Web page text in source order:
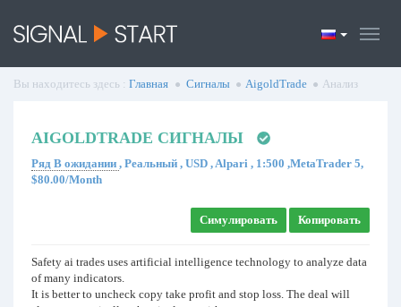
Вы находитесь здесь : Главная Сигналы AigoldTrade Анализ
AIGOLDTRADE СИГНАЛЫ
Ряд В ожидании , Реальный , USD , Alpari , 1:500 ,MetaTrader 5,
$80.00/Month
Симулировать Копировать
Safety ai trades uses artificial intelligence technology to analyze data
of many indicators.
It is better to uncheck copy take profit and stop loss. The deal will